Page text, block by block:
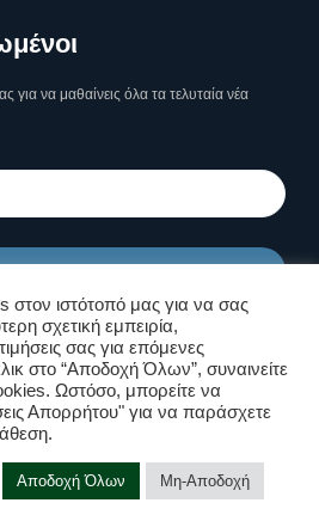
να μαθαίνεις όλα τα τελυταία νέα
& Πολιτική
Security 2025
στον ιστότοπό μας για να σας
σχετική εμπειρία,
σας για επόμενες
στο “Αποδοχή Όλων”, συναινείτε
Ωστόσο, μπορείτε να
Απορρήτου" για να παράσχετε
Αποδοχή Όλων Μη-Αποδοχή
μαζί μας!